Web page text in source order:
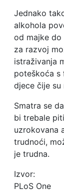
Jednako
alkohola
od majke do
za razvoj
istraživanja
poteškoća s
djece čije su
Smatra se
bi trebale
uzrokovana
trudnoći,
je trudna.
Izvor:
PLoS One